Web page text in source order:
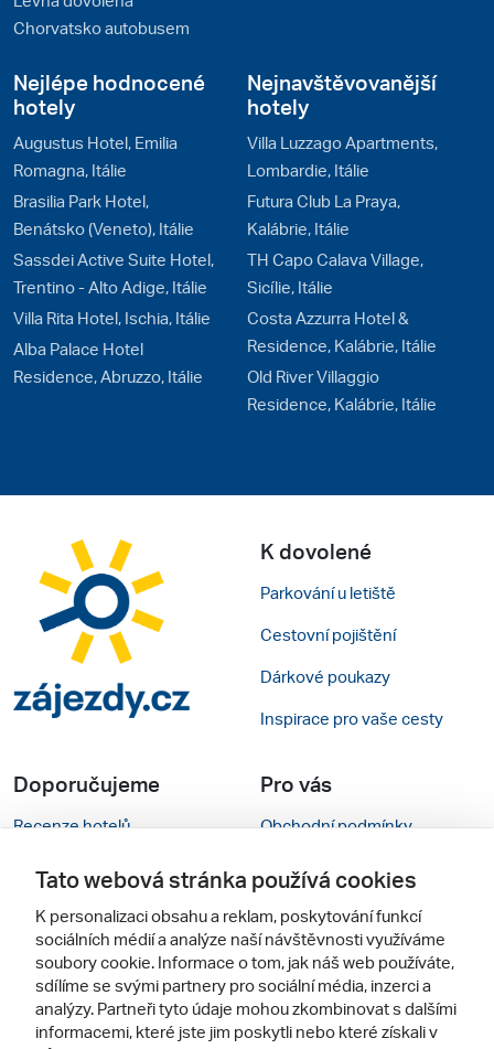
Chorvatsko autobusem
Nejlépe hodnocené
hotely
Augustus Hotel, Emilia
Romagna, Itálie
Brasilia Park Hotel,
Benátsko (Veneto), Itálie
Sassdei Active Suite Hotel,
Trentino - Alto Adige, Itálie
Villa Rita Hotel, Ischia, Itálie
Alba Palace Hotel
Residence, Abruzzo, Itálie
Nejnavštěvovanější
hotely
Villa Luzzago Apartments,
Lombardie, Itálie
Futura Club La Praya,
Kalábrie, Itálie
TH Capo Calava Village,
Sicílie, Itálie
Costa Azzurra Hotel &
Residence, Kalábrie, Itálie
Old River Villaggio
Residence, Kalábrie, Itálie
K dovolené
Parkování u letiště
Cestovní pojištění
Dárkové poukazy
Inspirace pro vaše cesty
Doporučujeme
Recenze hotelů
Rady na cestu
Cestovní kanceláře
Zájazdy.sk
Pro vás
Obchodní podmínky
Kontakty
Nastavení cookies
Mobilní verze webu
Sledujte nás
Tato webová stránka používá cookies
K personalizaci obsahu a reklam, poskytování funkcí
sociálních médií a analýze naší návštěvnosti využíváme
soubory cookie. Informace o tom, jak náš web používáte,
sdílíme se svými partnery pro sociální média, inzerci a
analýzy. Partneři tyto údaje mohou zkombinovat s dalšími
informacemi, které jste jim poskytli nebo které získali v